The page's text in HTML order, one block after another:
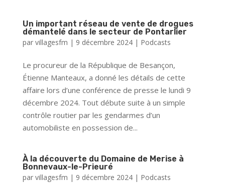
Un important réseau de vente de drogues
démantelé dans le secteur de Pontarlier
par villagesfm | 9 décembre 2024| Podcasts
Le procureur de la République de Besançon,
Étienne Manteaux, a donné les détails de cette
affaire lors d’une conférence de presse le lundi 9
décembre 2024. Tout débute suite à un simple
contrôle routier par les gendarmes d’un
automobiliste en possession de...
À la découverte du Domaine de Merise à
Bonnevaux-le-Prieuré
par villagesfm | 9 décembre 2024| Podcasts